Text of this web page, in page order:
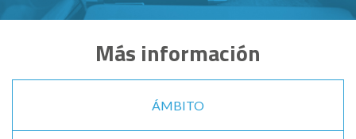
Más información
ÁMBITO